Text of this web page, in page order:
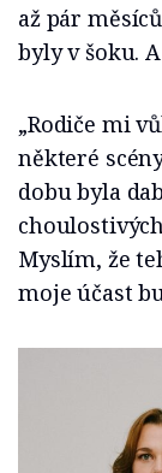
až pár
byly v šoku.
„Rodiče mi
některé
dobu byla
Myslím, že
moje účast